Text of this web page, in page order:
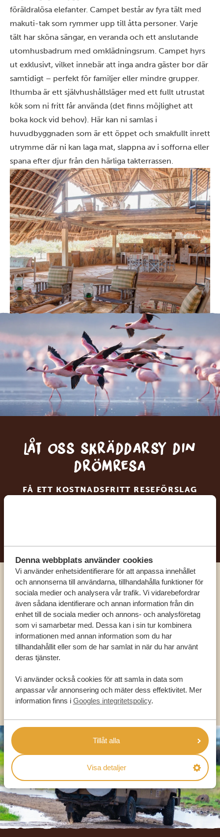
Denna webbplats använder cookies
Vi använder enhetsidentifierare för att anpassa innehållet
och annonserna till användarna, tillhandahålla funktioner för
sociala medier och analysera vår trafik. Vi vidarebefordrar
även sådana identifierare och annan information från din
enhet till de sociala medier och annons- och analysföretag
som vi samarbetar med. Dessa kan i sin tur kombinera
informationen med annan information som du har
tillhandahållit eller som de har samlat in när du har använt
deras tjänster.
Vi använder också cookies för att samla in data som
anpassar vår annonsering och mäter dess effektivitet. Mer
information finns i Googles integritetspolicy.
Tillåt alla
Visa detaljer
föräldralösa elefanter. Campet består av fyra tält med
makuti-tak som rymmer upp till åtta personer. Varje
tält har sköna sängar, en veranda och ett anslutande
utomhusbadrum med omklädningsrum. Campet hyrs
ut exklusivt, vilket innebär att inga andra gäster bor där
samtidigt – perfekt för familjer eller mindre grupper.
Ithumba är ett självhushållsläger med ett fullt utrustat
kök som ni fritt får använda (det finns möjlighet att
boka kock vid behov). Här kan ni samlas i
huvudbyggnaden som är ett öppet och smakfullt inrett
utrymme där ni kan laga mat, slappna av i sofforna eller
spana efter djur från den härliga takterrassen.
Låt oss skräddarsy din
drömresa
FÅ ETT KOSTNADSFRITT RESEFÖRSLAG
Ring en av våra experter
VÅRA SPECIALISTER FINNS HÄR FÖR ATT
HJÄLPA DIG
OLIKA LÄNDER
Footer